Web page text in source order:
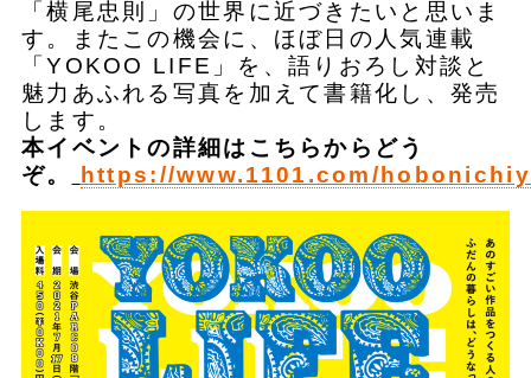
「横尾忠則」の世界に近づきたいと思いま
す。またこの機会に、ほぼ日の人気連載
「YOKOO LIFE」を、語りおろし対談と
魅力あふれる写真を加えて書籍化し、発売
します。
本イベントの詳細はこちらからどう
ぞ。
https://www.1101.com/